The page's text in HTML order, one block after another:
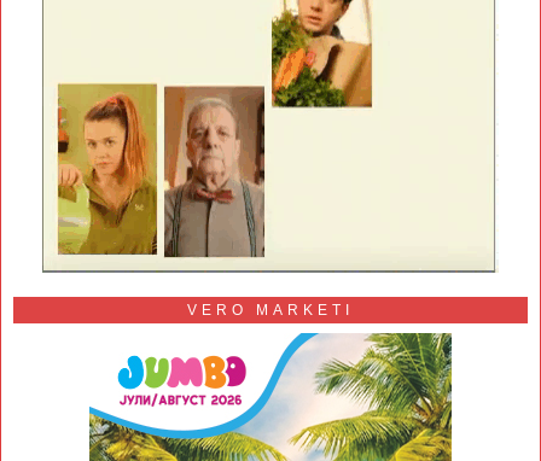
VERO MARKETI